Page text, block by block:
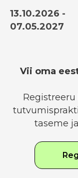
13.10.2026 -
07.05.2027
Vii oma
taseme